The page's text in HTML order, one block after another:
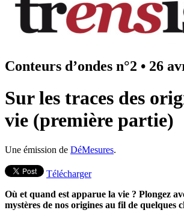
Conteurs d’ondes n°2 • 26
Sur les traces des
vie (première partie)
Une émission de DéMesures.
Télécharger
Où et quand est apparue la vie ? Plongez
mystères de nos origines au fil de quelques